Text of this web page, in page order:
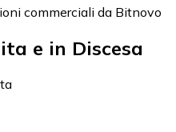
commerciali da Bitnovo
e in Discesa